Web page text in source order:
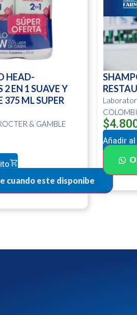
HEAD-
2 EN 1 SUAVE Y
375 ML SUPER
& GAMBLE
$
Añadir